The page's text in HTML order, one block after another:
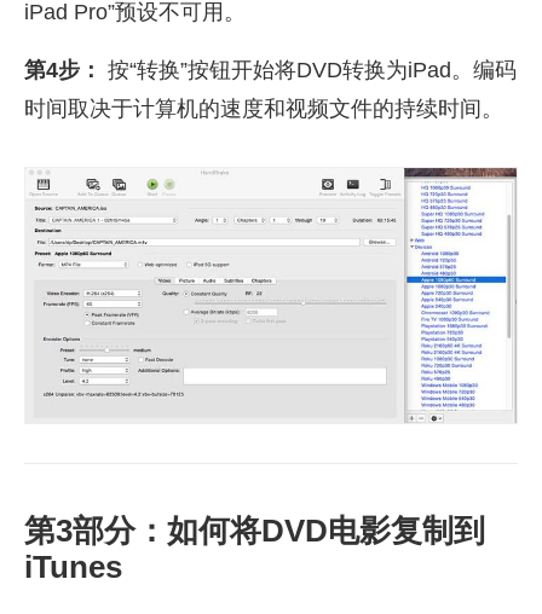
iPad Pro”预设不可用。
第4步： 按“转换”按钮开始将DVD转换为iPad。编码
时间取决于计算机的速度和视频文件的持续时间。
第3部分：如何将DVD电影复制到
iTunes